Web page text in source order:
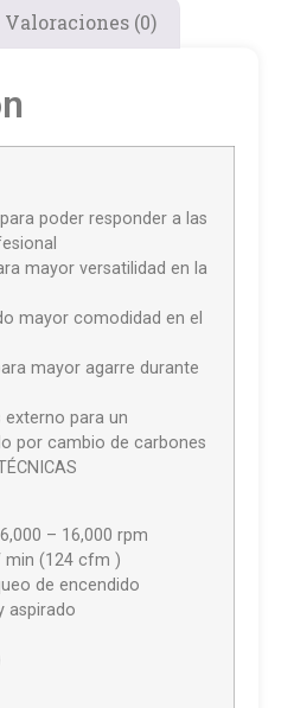
Valoraciones (0)
poder responder a las
mayor versatilidad en la
mayor comodidad en el
mayor agarre durante
para un
por cambio de carbones
– 16,000 rpm
min (124 cfm )
de encendido
aspirado